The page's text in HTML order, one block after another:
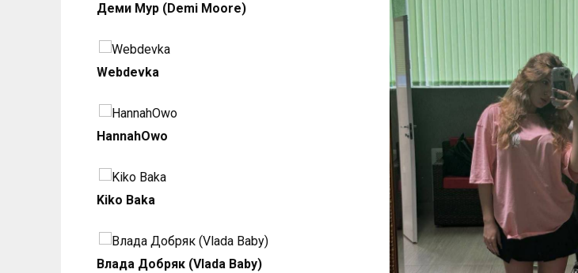
Деми Мур (Demi Moore)
Webdevka
HannahOwo
Kiko Baka
Влада Добряк (Vlada Baby)